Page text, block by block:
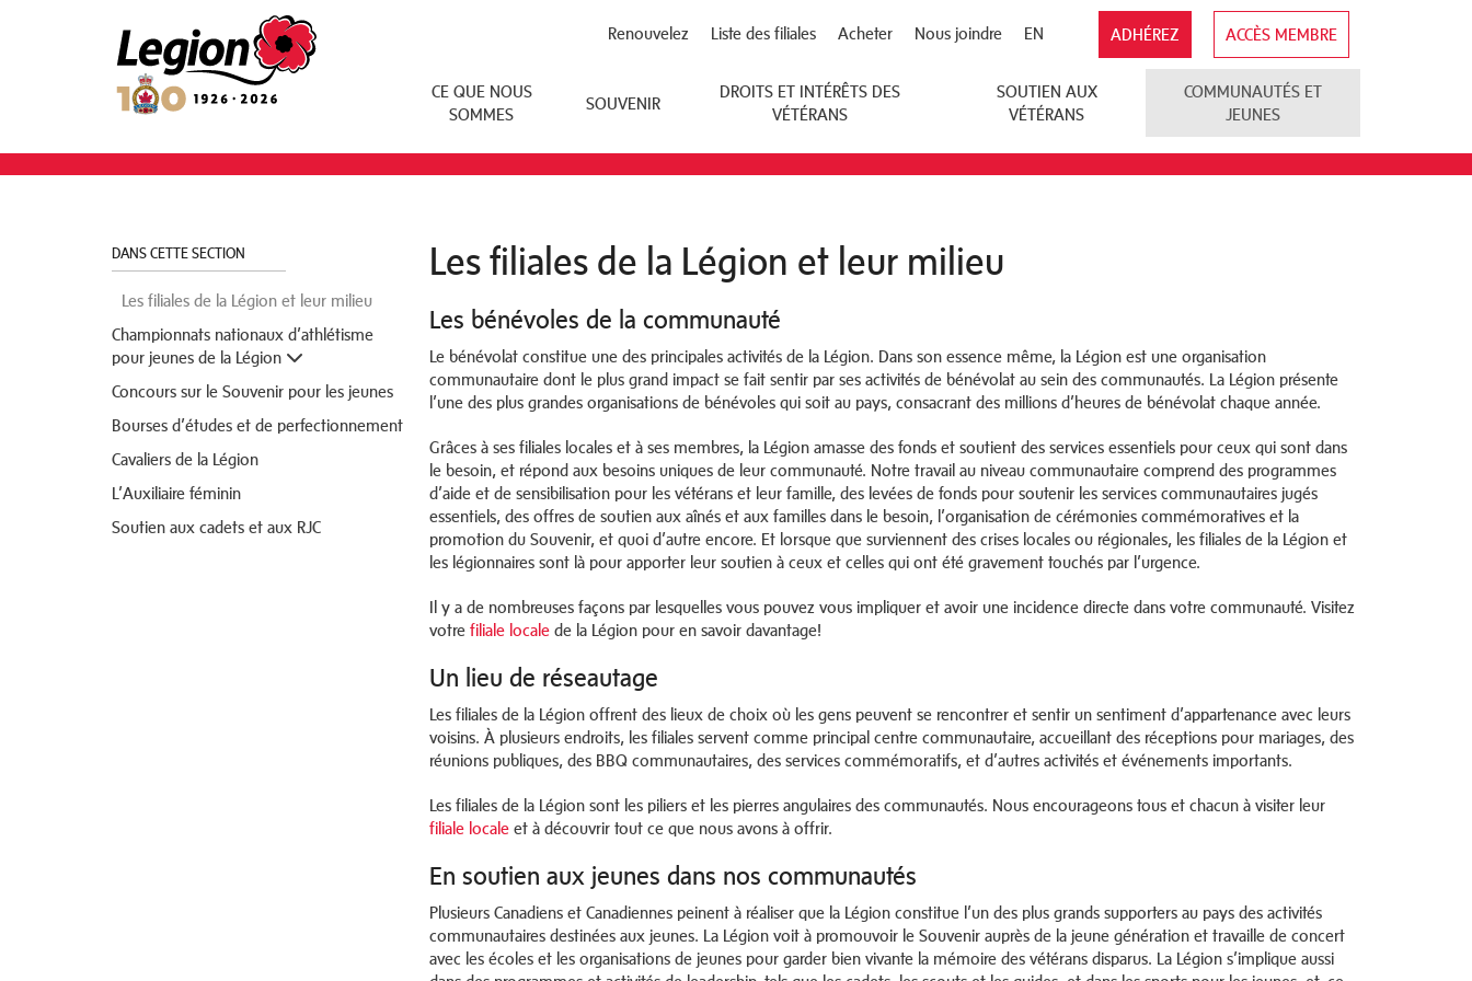
Royal Canadian Legion
ADHÉREZ ACCÈS MEMBRE
EN
Renouvelez Liste des filiales Acheter Nous joindre
CE QUE NOUS
SOMMES
SOUVENIR
DROITS ET INTÉRÊTS DES
VÉTÉRANS
SOUTIEN AUX
VÉTÉRANS
COMMUNAUTÉS ET
JEUNES
DANS CETTE SECTION
Les filiales de la Légion et leur milieu
Championnats nationaux d’athlétisme
pour jeunes de la Légion
Concours sur le Souvenir pour les jeunes
Bourses d’études et de perfectionnement
Cavaliers de la Légion
L’Auxiliaire féminin
Soutien aux cadets et aux RJC
Les filiales de la Légion et leur milieu
Les bénévoles de la communauté
Le bénévolat constitue une des principales activités de la Légion. Dans son essence même, la Légion est une organisation
communautaire dont le plus grand impact se fait sentir par ses activités de bénévolat au sein des communautés. La Légion présente
l’une des plus grandes organisations de bénévoles qui soit au pays, consacrant des millions d’heures de bénévolat chaque année.
Grâces à ses filiales locales et à ses membres, la Légion amasse des fonds et soutient des services essentiels pour ceux qui sont dans
le besoin, et répond aux besoins uniques de leur communauté. Notre travail au niveau communautaire comprend des programmes
d’aide et de sensibilisation pour les vétérans et leur famille, des levées de fonds pour soutenir les services communautaires jugés
essentiels, des offres de soutien aux aînés et aux familles dans le besoin, l’organisation de cérémonies commémoratives et la
promotion du Souvenir, et quoi d’autre encore. Et lorsque que surviennent des crises locales ou régionales, les filiales de la Légion et
les légionnaires sont là pour apporter leur soutien à ceux et celles qui ont été gravement touchés par l’urgence.
Il y a de nombreuses façons par lesquelles vous pouvez vous impliquer et avoir une incidence directe dans votre communauté. Visitez
votre filiale locale de la Légion pour en savoir davantage!
Un lieu de réseautage
Les filiales de la Légion offrent des lieux de choix où les gens peuvent se rencontrer et sentir un sentiment d’appartenance avec leurs
voisins. À plusieurs endroits, les filiales servent comme principal centre communautaire, accueillant des réceptions pour mariages, des
réunions publiques, des BBQ communautaires, des services commémoratifs, et d’autres activités et événements importants.
Les filiales de la Légion sont les piliers et les pierres angulaires des communautés. Nous encourageons tous et chacun à visiter leur
filiale locale et à découvrir tout ce que nous avons à offrir.
En soutien aux jeunes dans nos communautés
Plusieurs Canadiens et Canadiennes peinent à réaliser que la Légion constitue l’un des plus grands supporters au pays des activités
communautaires destinées aux jeunes. La Légion voit à promouvoir le Souvenir auprès de la jeune génération et travaille de concert
avec les écoles et les organisations de jeunes pour garder bien vivante la mémoire des vétérans disparus. La Légion s’implique aussi